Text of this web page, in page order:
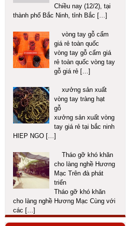
Chiều nay (12/2), tại
thành phố Bắc Ninh, tỉnh Bắc […]
vòng tay gỗ cẩm
giá rẻ toàn quốc
vòng tay gỗ cẩm giá
rẻ toàn quốc vòng tay
gỗ giá rẻ […]
xưởng sản xuất
vòng tay tràng hạt
gỗ
xưởng sản xuất vòng
tay giá rẻ tại bắc ninh
HIEP NGO […]
Tháo gỡ khó khăn
cho làng nghề Hương
Mạc Trên đà phát
triển
Tháo gỡ khó khăn
cho làng nghề Hương Mạc Cùng với
các […]